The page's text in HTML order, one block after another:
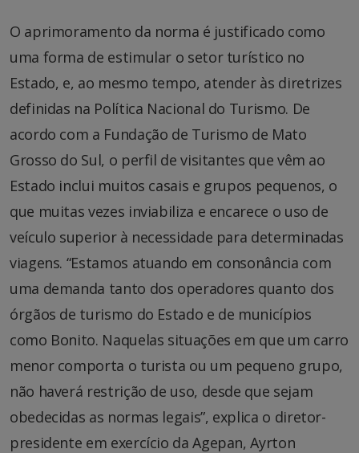
O aprimoramento da norma é justificado como
uma forma de estimular o setor turístico no
Estado, e, ao mesmo tempo, atender às diretrizes
definidas na Política Nacional do Turismo. De
acordo com a Fundação de Turismo de Mato
Grosso do Sul, o perfil de visitantes que vêm ao
Estado inclui muitos casais e grupos pequenos, o
que muitas vezes inviabiliza e encarece o uso de
veículo superior à necessidade para determinadas
viagens. “Estamos atuando em consonância com
uma demanda tanto dos operadores quanto dos
órgãos de turismo do Estado e de municípios
como Bonito. Naquelas situações em que um carro
menor comporta o turista ou um pequeno grupo,
não haverá restrição de uso, desde que sejam
obedecidas as normas legais”, explica o diretor-
presidente em exercício da Agepan, Ayrton